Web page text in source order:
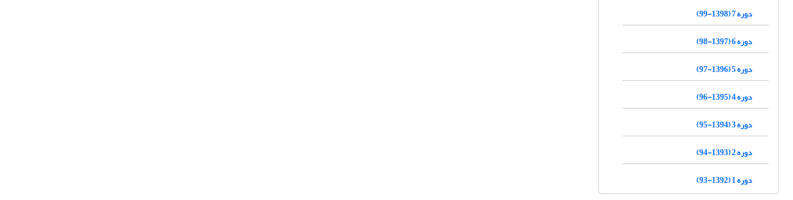
دوره 7 (1398-99)
دوره 6 (1397-98)
دوره 5 (1396-97)
دوره 4 (1395-96)
دوره 3 (1394-95)
دوره 2 (1393-94)
دوره 1 (1392-93)